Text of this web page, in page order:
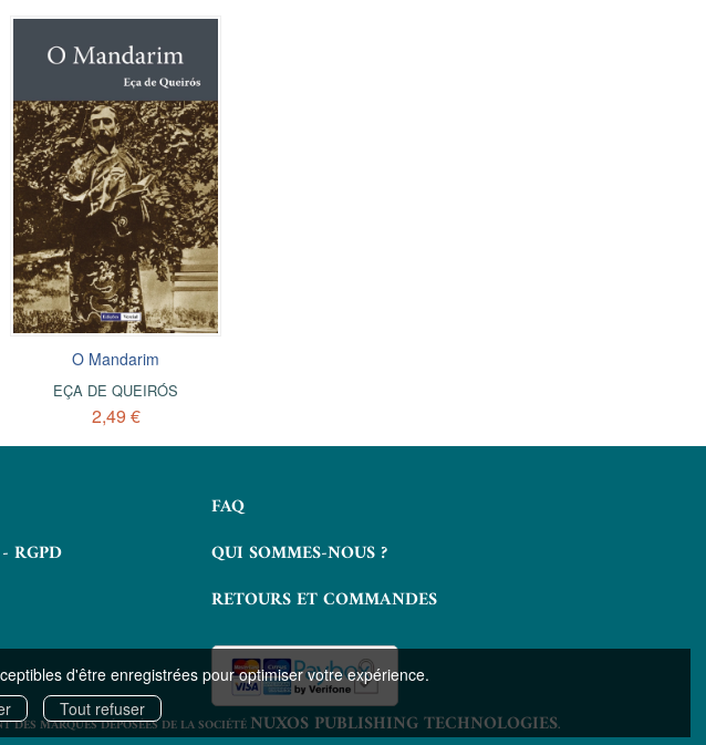
d'être enregistrées pour optimiser votre expérience.
Tout refuser
O Mandarim
EÇA DE QUEIRÓS
2,49 €
RGPD
FAQ
QUI SOMMES-NOUS ?
RETOURS ET COMMANDES
DES MARQUES DÉPOSÉES DE LA SOCIÉTÉ NUXOS PUBLISHING TECHNOLOGIES.